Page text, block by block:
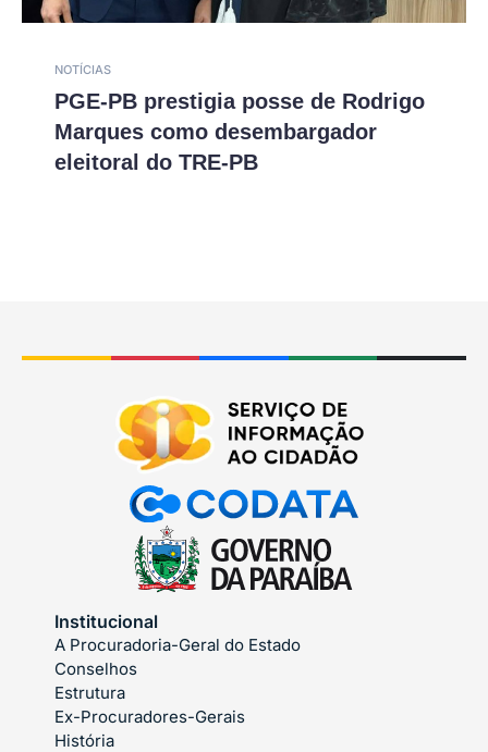
NOTÍCIAS
PGE-PB prestigia posse de Rodrigo
Marques como desembargador
eleitoral do TRE-PB
Institucional
A Procuradoria-Geral do Estado
Conselhos
Estrutura
Ex-Procuradores-Gerais
História